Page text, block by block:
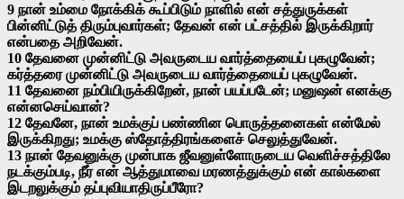
9 நான் உம்மை நோக்கிக் கூப்பிடும் நாளில் என் சத்துருக்கள்
பின்னிட்டுத் திரும்புவார்கள்; தேவன் என் பட்சத்தில் இருக்கிறார்
என்பதை அறிவேன்.
10 தேவனை முன்னிட்டு அவருடைய வார்த்தையைப் புகழுவேன்;
கர்த்தரை முன்னிட்டு அவருடைய வார்த்தையைப் புகழுவேன்.
11 தேவனை நம்பியிருக்கிறேன், நான் பயப்படேன்; மனுஷன் எனக்கு
என்னசெய்வான்?
12 தேவனே, நான் உமக்குப் பண்ணின பொருத்தனைகள் என்மேல்
இருக்கிறது; உமக்கு ஸ்தோத்திரங்களைச் செலுத்துவேன்.
13 நான் தேவனுக்கு முன்பாக ஜீவனுள்ளோருடைய வெளிச்சத்திலே
நடக்கும்படி, நீர் என் ஆத்துமாவை மரணத்துக்கும் என் கால்களை
இடறலுக்கும் தப்புவியாதிருப்பீரோ?